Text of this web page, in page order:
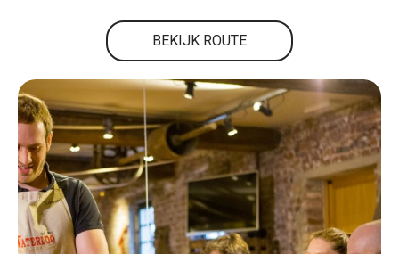
BEKIJK ROUTE